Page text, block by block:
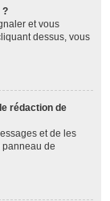
?
et vous
dessus, vous
rédaction de
et de les
panneau de